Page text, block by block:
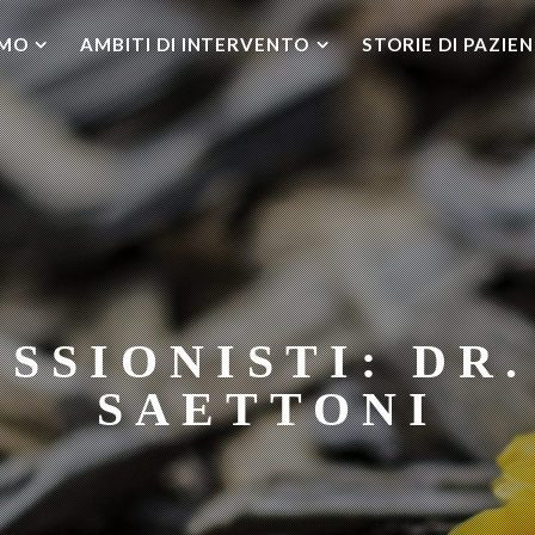
AMBITI DI INTERVENTO STORIE DI
SAETTONI